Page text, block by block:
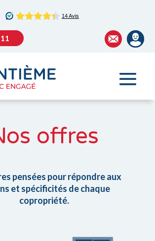
offres
pensées pour répondre aux
et spécificités de chaque
copropriété.